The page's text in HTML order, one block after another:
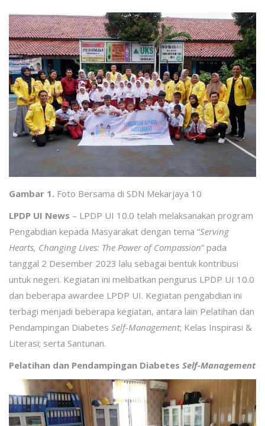
Gambar 1. Foto Bersama di SDN Mekarjaya 10
LPDP UI News – LPDP UI 10.0 telah melaksanakan program
Pengabdian kepada Masyarakat dengan tema “Serving
Hearts, Changing Lives: The Power of Compassion” pada
tanggal 2 Desember 2023 lalu sebagai bentuk kontribusi
untuk negeri. Kegiatan ini melibatkan pengurus LPDP UI 10.0
dan beberapa awardee LPDP UI. Kegiatan pengabdian ini
terbagi menjadi beberapa kegiatan, antara lain Pelatihan dan
Pendampingan Diabetes Self-Management; Kelas Inspirasi &
Literasi; serta Santunan.
Pelatihan dan Pendampingan Diabetes Self-Management